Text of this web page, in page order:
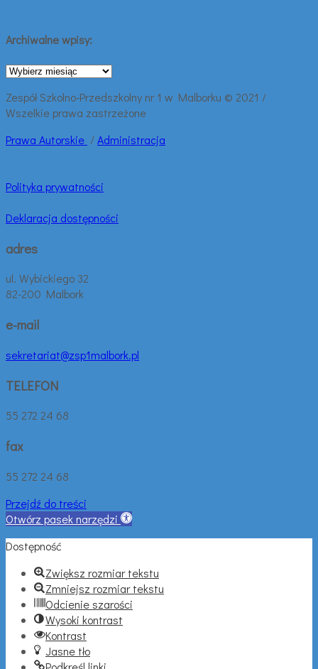
Archiwalne wpisy:
Archiwalne
Zespół Szkolno-Przedszkolny nr 1 w Malborku © 2021 /
Wszelkie prawa zastrzeżone
Prawa Autorskie /Administracja
Polityka prywatności
Deklaracja dostępności
adres
ul. Wybickiego 32
82-200 Malbork
e-mail
sekretariat@zsp1malbork.pl
TELEFON
55 272 24 68
fax
55 272 24 68
Przejdź do treści
Otwórz pasek narzędzi
Dostępność
Zwiększ rozmiar tekstu
Zmniejsz rozmiar tekstu
Odcienie szarości
Wysoki kontrast
Kontrast
Jasne tło